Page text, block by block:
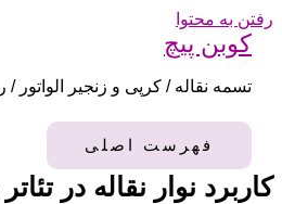
رفتن به محتوا
کوبن پیچ
تسمه نقاله / کرپی و زنجیر الواتور /
فهرست اصلی
کاربرد نوار نقاله در